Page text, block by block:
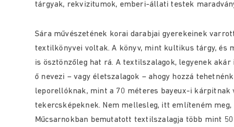
tárgyak, rekvizitumok, emberi-állati testek
Sára művészetének korai darabjai gyerekeinek
textilkönyvei voltak. A könyv, mint kultikus tárgy, és
is ösztönzőleg hat rá. A textilszalagok, legyenek akár
ő nevezi – vagy életszalagok – ahogy hozzá
leporellóknak, mint a 70 méteres bayeux-i kárpitnak
tekercsképeknek. Nem mellesleg, itt említeném meg,
Műcsarnokban bemutatott textilszalagja több mint